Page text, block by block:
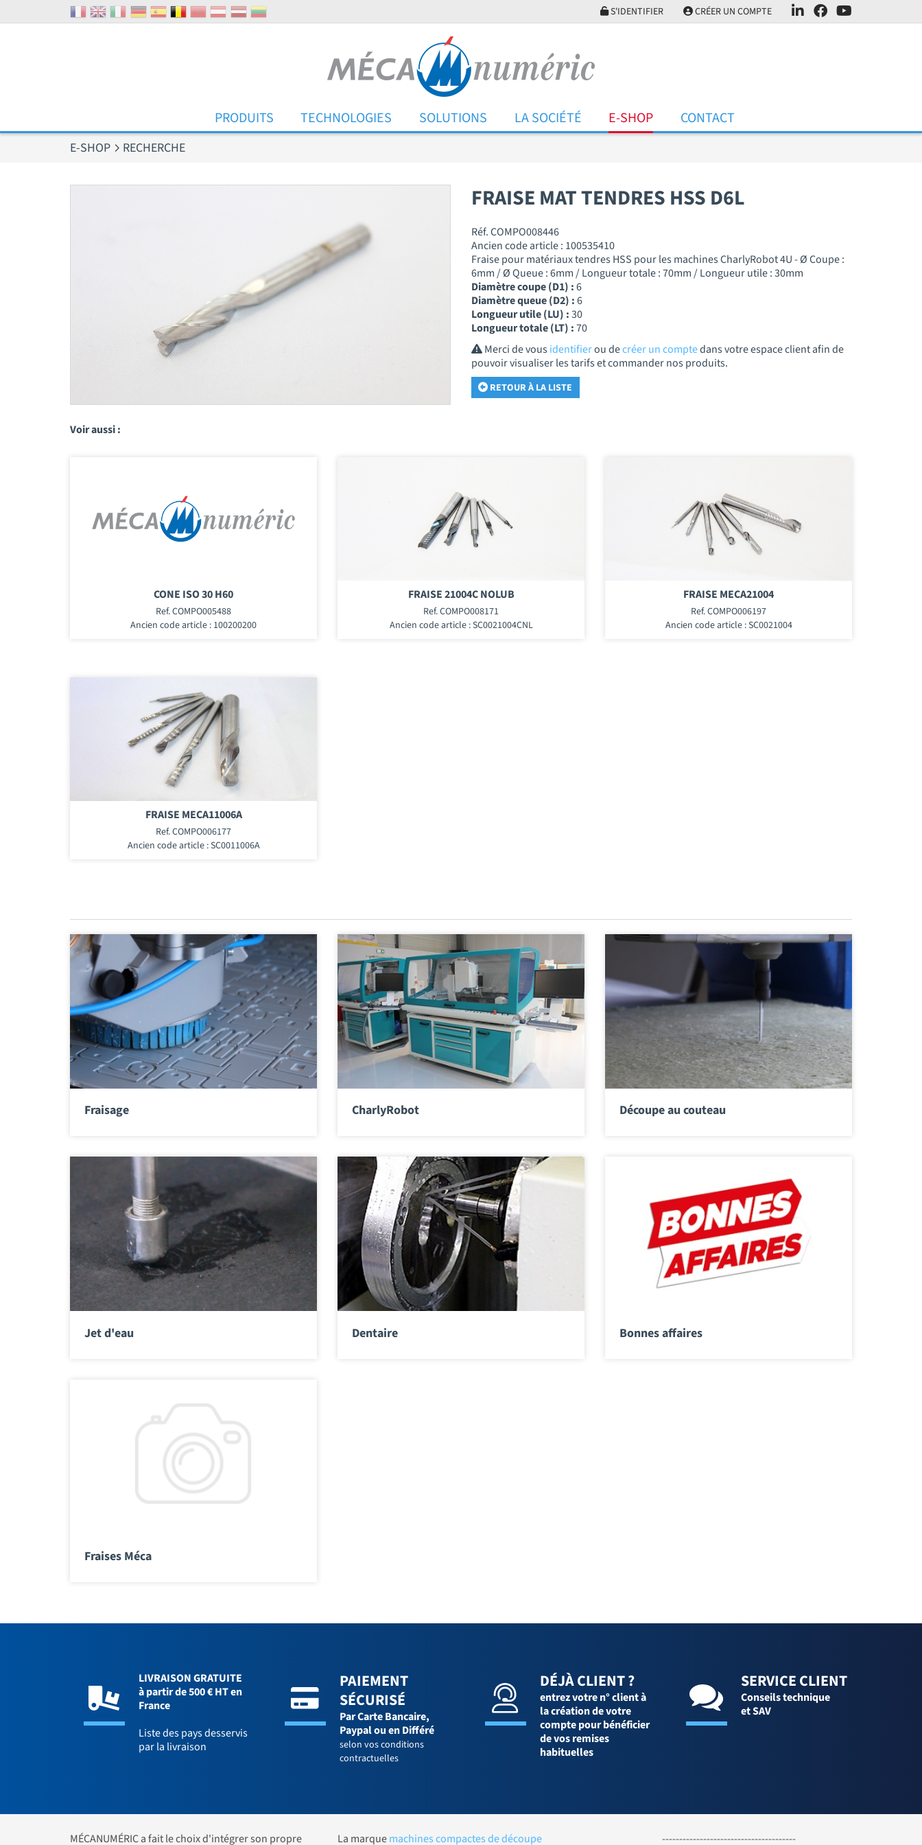
S'IDENTIFIER CRÉER UN COMPTE
PRODUITS TECHNOLOGIES SOLUTIONS LA SOCIÉTÉ E-SHOP CONTACT
E-SHOP RECHERCHE
FRAISE MAT TENDRES HSS D6L
Réf. COMPO008446
Ancien code article : 100535410
Fraise pour matériaux tendres HSS pour les machines CharlyRobot 4U - Ø Coupe :
6mm / Ø Queue : 6mm / Longueur totale : 70mm / Longueur utile : 30mm
Diamètre coupe (D1) :6
Diamètre queue (D2) :6
Longueur utile (LU) :30
Longueur totale (LT) :70
Merci de vousidentifierou decréer un comptedans votre espace client afin de
pouvoir visualiser les tarifs et commander nos produits.
RETOUR À LA LISTE
Voir aussi :
CONE ISO 30 H60
Ref. COMPO005488
Ancien code article : 100200200
FRAISE 21004C NOLUB
Ref. COMPO008171
Ancien code article : SC0021004CNL
FRAISE MECA21004
Ref. COMPO006197
Ancien code article : SC0021004
FRAISE MECA11006A
Ref. COMPO006177
Ancien code article : SC0011006A
Fraisage CharlyRobot Découpe au couteau
Jet d'eau Dentaire Bonnes affaires
Fraises Méca
LIVRAISON GRATUITE
à partir de 500 € HT en
France
Liste des pays desservis
par la livraison
PAIEMENT
SÉCURISÉ
Par Carte Bancaire,
Paypal ou en Différé
selon vos conditions
contractuelles
DÉJÀ CLIENT ?
entrez votre n° client à
la création de votre
compte pour bénéficier
de vos remises
habituelles
SERVICE CLIENT
Conseils technique
et SAV
MÉCANUMÉRIC a fait le choix d'intégrer son propre
La marquemachines compactes de découpe
---------------------------------------
Panneau de gestion des cookies